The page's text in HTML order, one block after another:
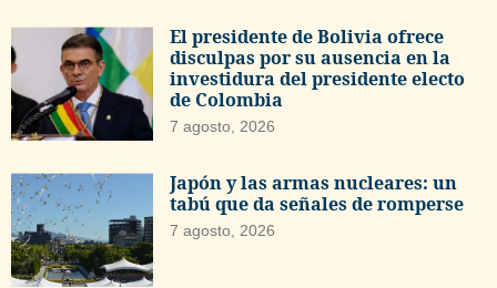
El presidente de Bolivia ofrece
disculpas por su ausencia en la
investidura del presidente electo
de Colombia
7 agosto, 2026
Japón y las armas nucleares: un
tabú que da señales de romperse
7 agosto, 2026